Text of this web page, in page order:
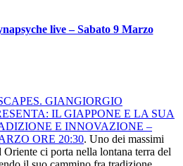
live – Sabato 9 Marzo
GIANGIORGIO
IL GIAPPONE E LA SUA
E INNOVAZIONE –
ORE 20:30. Uno dei massimi
ci porta nella lontana terra del